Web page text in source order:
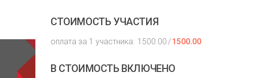
СТОИМОСТЬ УЧАСТИЯ
оплата за 1 участника: 1500.00/1500.00
В СТОИМОСТЬ ВКЛЮЧЕНО